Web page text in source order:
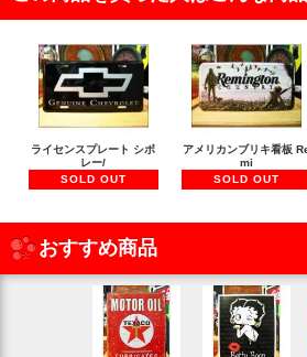
ライセンスプレート シボ
レー/
SOLD OUT
アメリカンブリキ看板
mi
SOLD OUT
おすすめ商品